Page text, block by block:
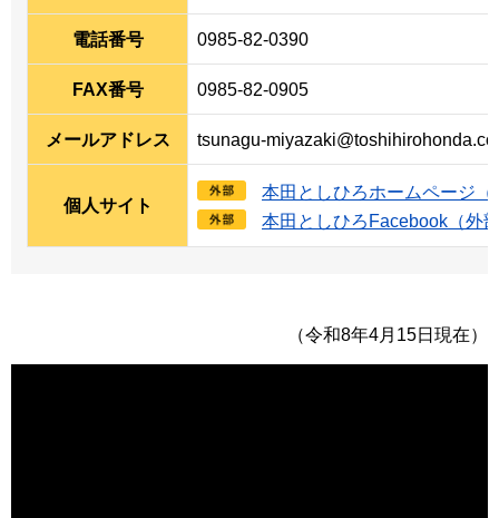
電話番号 0985-82-0390
FAX番号 0985-82-0905
メールアドレス tsunagu-
個人サイト
本田としひろホームページ
本田としひろFacebook（外
（令和8年4月15日現在）